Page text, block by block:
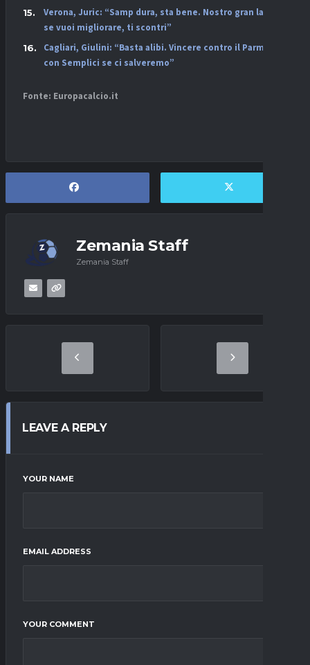
Verona, Juric: “Samp dura, sta bene. Nostro gran lavoro,
se vuoi migliorare, ti scontri”
Cagliari, Giulini: “Basta alibi. Vincere contro il Parma,
con Semplici se ci salveremo”
Fonte: Europacalcio.it
Zemania Staff
Zemania Staff
LEAVE A REPLY
YOUR NAME
EMAIL ADDRESS
YOUR COMMENT